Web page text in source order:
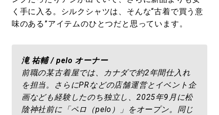
く手に入る。シルクシャツは、そんな“古着で買う意
味のある”アイテムのひとつだと思っています。
滝 祐輔 / pelo オーナー
前職の某古着屋では、カナダで約2年間仕入れ
を担当。さらにPRなどの店舗運営とイベント企
画なども経験したのち独立し、2025年9月に松
陰神社前に「ペロ（pelo）」をオープン。同じ